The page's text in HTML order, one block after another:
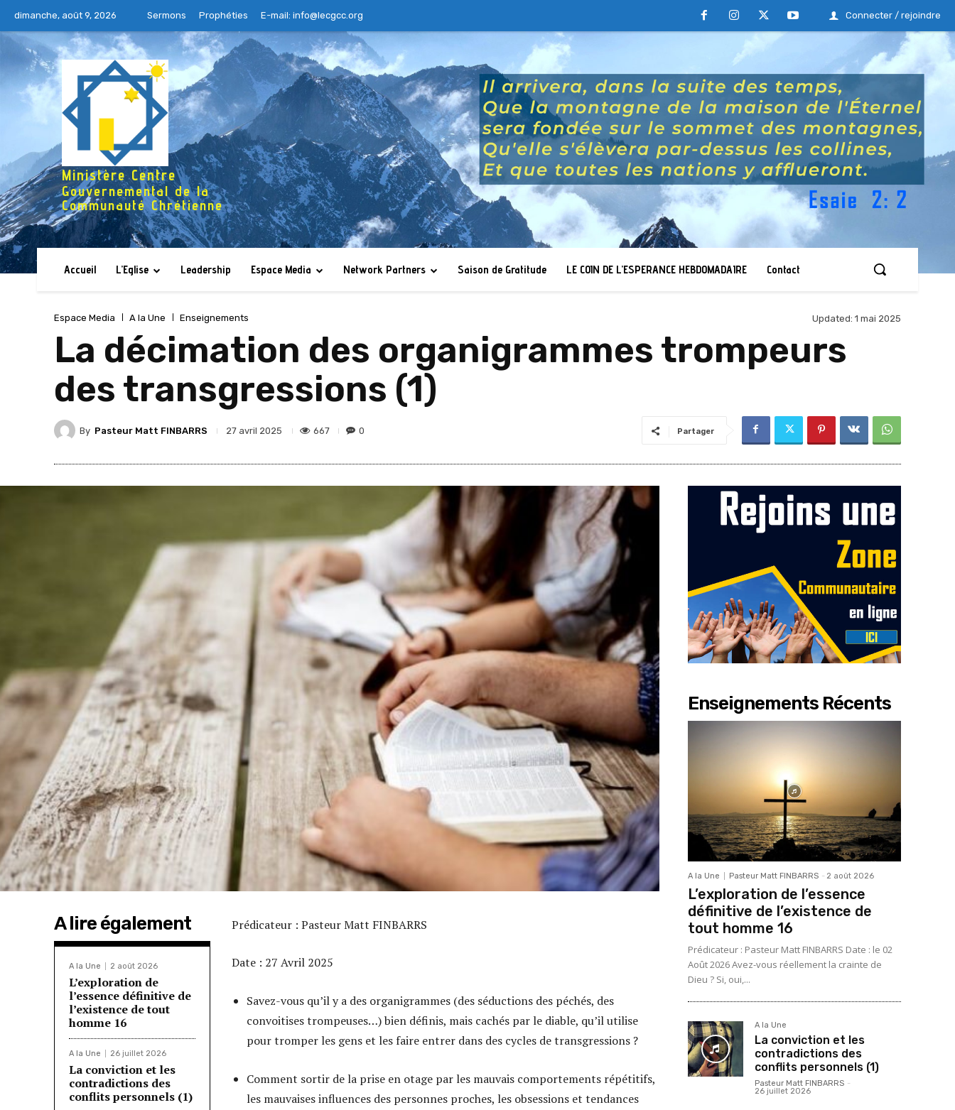
dimanche, août 9, 2026 Sermons Prophéties E-mail: info@lecgcc.org Connecter / rejoindre
Ministère Centre
Gouvernemental de la
Communauté Chrétienne
Accueil L’Eglise Leadership Espace Media Network Partners Saison de Gratitude LE COIN DE L’ESPERANCE HEBDOMADAIRE Contact
Espace Media A la Une Enseignements Updated: 1 mai 2025
La décimation des organigrammes trompeurs
des transgressions (1)
By Pasteur Matt FINBARRS 27 avril 2025 667 0 Partager
A lire également
A la Une 2 août 2026
L’exploration de
l’essence définitive de
l’existence de tout
homme 16
A la Une 26 juillet 2026
La conviction et les
contradictions des
conflits personnels (1)
Prédicateur : Pasteur Matt FINBARRS
Date : 27 Avril 2025
Savez-vous qu’il y a des organigrammes (des séductions des péchés, des
convoitises trompeuses…) bien définis, mais cachés par le diable, qu’il utilise
pour tromper les gens et les faire entrer dans des cycles de transgressions ?
Comment sortir de la prise en otage par les mauvais comportements répétitifs,
les mauvaises influences des personnes proches, les obsessions et tendances
Enseignements Récents
A la Une Pasteur Matt FINBARRS - 2 août 2026
L’exploration de l’essence
définitive de l’existence de
tout homme 16
Prédicateur : Pasteur Matt FINBARRS Date : le 02
Août 2026 Avez-vous réellement la crainte de
Dieu ? Si, oui,...
A la Une
La conviction et les
contradictions des
conflits personnels (1)
Pasteur Matt FINBARRS -
26 juillet 2026